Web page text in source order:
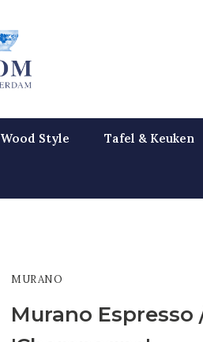
Wood Style Tafel & Keuken
MURANO
Murano